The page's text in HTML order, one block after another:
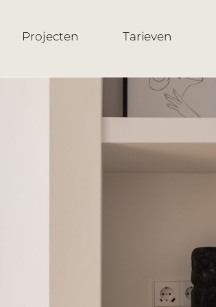
Projecten Tarieven